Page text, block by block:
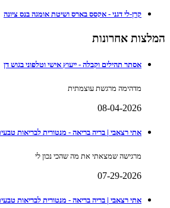
קרן-לי דגני - אקסס בארס ושיטת אומגה בנס ציונה
המלצות אחרונות
אסתר תהילים וקבלה - ייעוץ אישי וטלפוני בגוש דן
מדהימה מרגשת עוצמתית
08-04-2026
אתי רצאבי | בריה בריאה - מנטורית לבריאות
מרגישה שמצאתי את מה שהכי נכון לי
07-29-2026
אתי רצאבי | בריה בריאה - מנטורית לבריאות